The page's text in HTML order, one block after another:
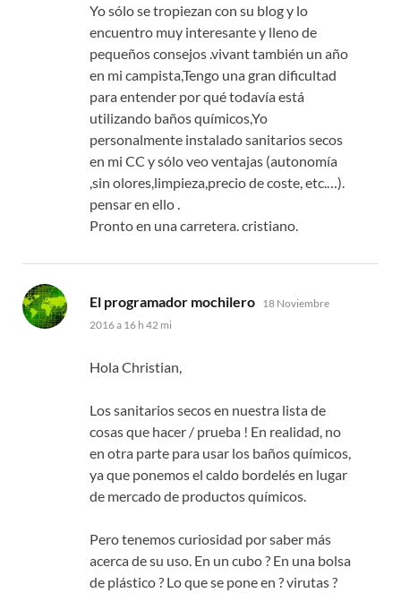
Yo sólo se tropiezan con su blog y lo
encuentro muy interesante y lleno de
pequeños consejos .vivant también un año
en mi campista,Tengo una gran dificultad
para entender por qué todavía está
utilizando baños químicos,Yo
personalmente instalado sanitarios secos
en mi CC y sólo veo ventajas (autonomía
,sin olores,limpieza,precio de coste, etc.…).
pensar en ello .
Pronto en una carretera. cristiano.
El programador mochilero dice:
18 Noviembre
2016 a 16 h 42 mi
Hola Christian,
Los sanitarios secos en nuestra lista de
cosas que hacer / prueba ! En realidad, no
en otra parte para usar los baños químicos,
ya que ponemos el caldo bordelés en lugar
de mercado de productos químicos.
Pero tenemos curiosidad por saber más
acerca de su uso. En un cubo ? En una bolsa
de plástico ? Lo que se pone en ? virutas ?